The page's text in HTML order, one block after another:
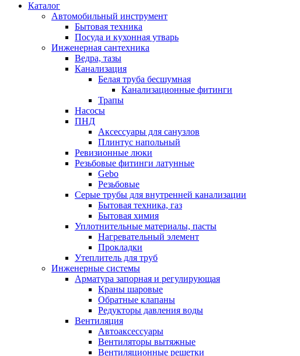
Каталог
Автомобильный инструмент
Бытовая техника
Посуда и кухонная утварь
Инженерная сантехника
Ведра, тазы
Канализация
Белая труба бесшумная
Канализационные фитинги
Трапы
Насосы
ПНД
Аксессуары для санузлов
Плинтус напольный
Ревизионные люки
Резьбовые фитинги латунные
Gebo
Резьбовые
Серые трубы для внутренней канализации
Бытовая техника, газ
Бытовая химия
Уплотнительные материалы, пасты
Нагревательный элемент
Прокладки
Утеплитель для труб
Инженерные системы
Арматура запорная и регулирующая
Краны шаровые
Обратные клапаны
Редукторы давления воды
Вентиляция
Автоаксессуары
Вентиляторы вытяжные
Вентиляционные решетки